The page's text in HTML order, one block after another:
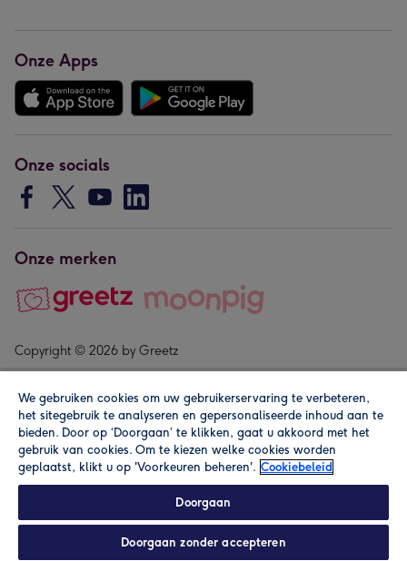
Onze Apps
Onze socials
Onze merken
Copyright © 2026 by Greetz
Alle prijzen zijn inclusief btw en andere heffingen. Lees de
We gebruiken cookies om uw gebruikerservaring te verbeteren,
het sitegebruik te analyseren en gepersonaliseerde inhoud aan te
bieden. Door op ‘Doorgaan’ te klikken, gaat u akkoord met het
gebruik van cookies. Om te kiezen welke cookies worden
geplaatst, klikt u op 'Voorkeuren beheren'. Cookiebeleid
Doorgaan
Doorgaan zonder accepteren